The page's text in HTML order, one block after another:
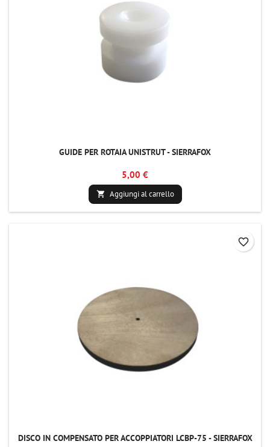
GUIDE PER ROTAIA UNISTRUT - SIERRAFOX
5,00 €
 Aggiungi al carrello
DISCO IN COMPENSATO PER ACCOPPIATORI LCBP-75 - SIERRAFOX
favorite_border